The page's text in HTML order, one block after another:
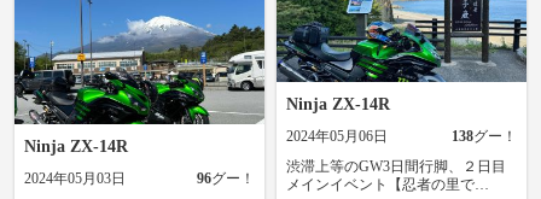
Ninja ZX-14R
2024年05月06日 138グー！
渋滞上等のGW3日間行脚、２日目
メインイベント【忍者の里で
Ninja ZX-14R
2024年05月03日 96グー！